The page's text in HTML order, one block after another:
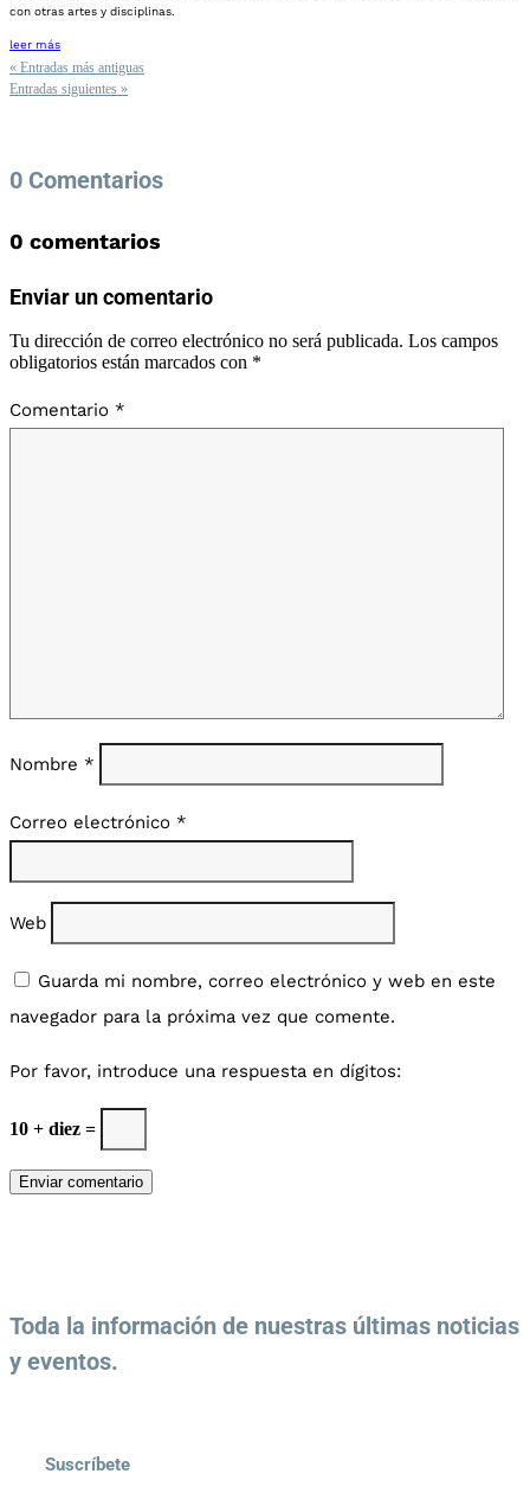
con otras artes y disciplinas.
leer más
« Entradas más antiguas
Entradas siguientes »
0 Comentarios
0 comentarios
Enviar un comentario
Tu dirección de correo electrónico no será publicada. Los campos
obligatorios están marcados con *
Comentario *
Nombre *
Correo electrónico *
Web
Guarda mi nombre, correo electrónico y web en este
navegador para la próxima vez que comente.
Por favor, introduce una respuesta en dígitos:
10 + diez =
Enviar comentario
Toda la información de nuestras últimas noticias
y eventos.
Suscríbete